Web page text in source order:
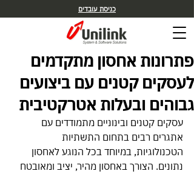
כניסת עובדים
פתרונות אחסון מתקדמים
לעסקים קטנים עם ביצועים
גבוהים ובעלות אטרקטיבית
עסקים קטנים ובינוניים מתמודדים עם
אתגרים רבים בתחום התשתיות
הטכנולוגיות, במיוחד בכל הנוגע לאחסון
נתונים. הצורך באחסון מהיר, יציב ומאובטח